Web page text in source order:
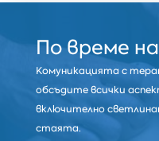
По време
Комуникацията с
обсъдите всички
включително
стаята.